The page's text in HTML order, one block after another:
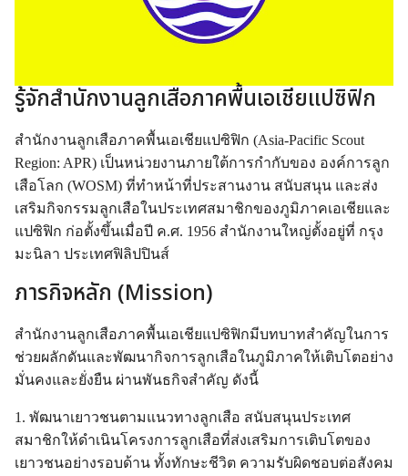
รู้จักสำนักงานลูกเสือภาคพื้นเอเชียแปซิฟิก
สำนักงานลูกเสือภาคพื้นเอเชียแปซิฟิก (Asia-Pacific Scout
Region: APR) เป็นหน่วยงานภายใต้การกำกับของ องค์การลูก
เสือโลก (WOSM) ที่ทำหน้าที่ประสานงาน สนับสนุน และส่ง
เสริมกิจกรรมลูกเสือในประเทศสมาชิกของภูมิภาคเอเชียและ
แปซิฟิก ก่อตั้งขึ้นเมื่อปี ค.ศ. 1956 สำนักงานใหญ่ตั้งอยู่ที่ กรุง
มะนิลา ประเทศฟิลิปปินส์
ภารกิจหลัก (Mission)
สำนักงานลูกเสือภาคพื้นเอเชียแปซิฟิกมีบทบาทสำคัญในการ
ช่วยผลักดันและพัฒนากิจการลูกเสือในภูมิภาคให้เติบโตอย่าง
มั่นคงและยั่งยืน ผ่านพันธกิจสำคัญ ดังนี้
1. พัฒนาเยาวชนตามแนวทางลูกเสือ สนับสนุนประเทศ
สมาชิกให้ดำเนินโครงการลูกเสือที่ส่งเสริมการเติบโตของ
เยาวชนอย่างรอบด้าน ทั้งทักษะชีวิต ความรับผิดชอบต่อสังคม